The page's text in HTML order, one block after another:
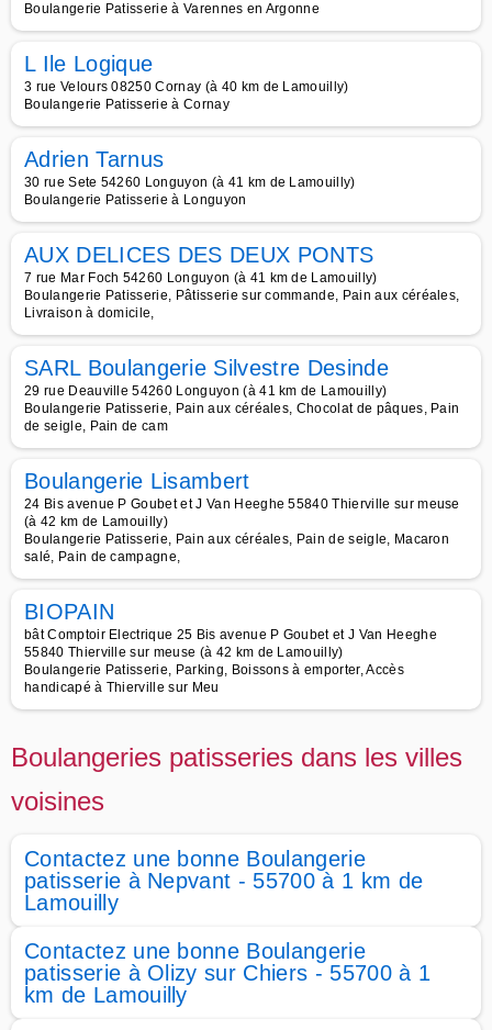
Boulangerie Patisserie à Varennes en Argonne
L Ile Logique
3 rue Velours 08250 Cornay (à 40 km de Lamouilly)
Boulangerie Patisserie à Cornay
Adrien Tarnus
30 rue Sete 54260 Longuyon (à 41 km de Lamouilly)
Boulangerie Patisserie à Longuyon
AUX DELICES DES DEUX PONTS
7 rue Mar Foch 54260 Longuyon (à 41 km de Lamouilly)
Boulangerie Patisserie, Pâtisserie sur commande, Pain aux céréales,
Livraison à domicile,
SARL Boulangerie Silvestre Desinde
29 rue Deauville 54260 Longuyon (à 41 km de Lamouilly)
Boulangerie Patisserie, Pain aux céréales, Chocolat de pâques, Pain
de seigle, Pain de cam
Boulangerie Lisambert
24 Bis avenue P Goubet et J Van Heeghe 55840 Thierville sur meuse
(à 42 km de Lamouilly)
Boulangerie Patisserie, Pain aux céréales, Pain de seigle, Macaron
salé, Pain de campagne,
BIOPAIN
bât Comptoir Electrique 25 Bis avenue P Goubet et J Van Heeghe
55840 Thierville sur meuse (à 42 km de Lamouilly)
Boulangerie Patisserie, Parking, Boissons à emporter, Accès
handicapé à Thierville sur Meu
Boulangeries patisseries dans les villes
voisines
Contactez une bonne Boulangerie
patisserie à Nepvant - 55700 à 1 km de
Lamouilly
Contactez une bonne Boulangerie
patisserie à Olizy sur Chiers - 55700 à 1
km de Lamouilly